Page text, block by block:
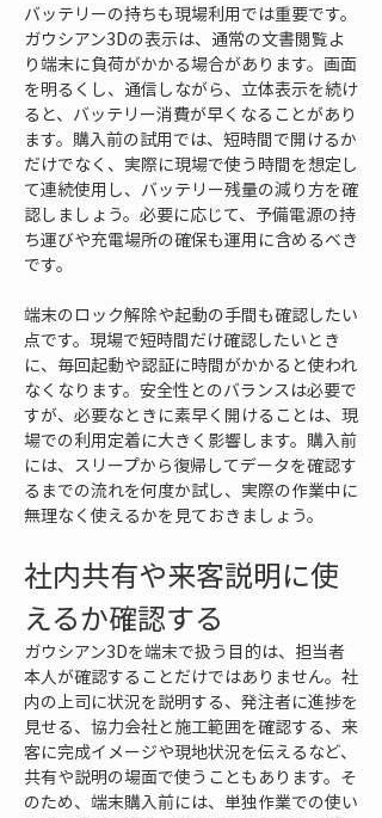
バッテリーの持ちも現場利用では重要です。
ガウシアン3Dの表示は、通常の文書閲覧よ
り端末に負荷がかかる場合があります。画面
を明るくし、通信しながら、立体表示を続け
ると、バッテリー消費が早くなることがあり
ます。購入前の試用では、短時間で開けるか
だけでなく、実際に現場で使う時間を想定し
て連続使用し、バッテリー残量の減り方を確
認しましょう。必要に応じて、予備電源の持
ち運びや充電場所の確保も運用に含めるべき
です。
端末のロック解除や起動の手間も確認したい
点です。現場で短時間だけ確認したいとき
に、毎回起動や認証に時間がかかると使われ
なくなります。安全性とのバランスは必要で
すが、必要なときに素早く開けることは、現
場での利用定着に大きく影響します。購入前
には、スリープから復帰してデータを確認す
るまでの流れを何度か試し、実際の作業中に
無理なく使えるかを見ておきましょう。
社内共有や来客説明に使
えるか確認する
ガウシアン3Dを端末で扱う目的は、担当者
本人が確認することだけではありません。社
内の上司に状況を説明する、発注者に進捗を
見せる、協力会社と施工範囲を確認する、来
客に完成イメージや現地状況を伝えるなど、
共有や説明の場面で使うこともあります。そ
のため、端末購入前には、単独作業での使い